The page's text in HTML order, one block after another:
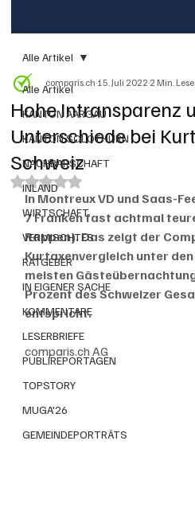
Alle Artikel
KANTON AARGAU
KANTON SOLOTHURN
NACHBARSCHAFT
INLAND
WIRTSCHAFT
VERMISCHTES
RATGEBER
IN EIGENER SACHE
KOMMENTARE
LESERBRIEFE
PUBLIREPORTAGEN
TOPSTORY
MUGA'26
GEMEINDEPORTRÄTS
Alle Artikel
Hohe Intransparenz
Unterschiede bei
Schweiz
comparis.ch15. Juli 20222 Min.
Mit NaN von 5 Sternen
In Montreux VD und Saas-
7 Franken fast achtmal
Rappen). Das zeigt der
Kurtaxenvergleich unter
meisten
Prozent des Schweizer
entspricht.
comparis.ch AG